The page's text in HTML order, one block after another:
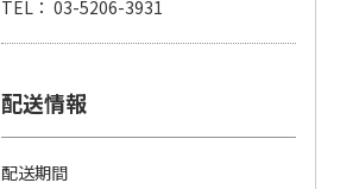
TEL： 03-5206-3931
配送情報
配送期間